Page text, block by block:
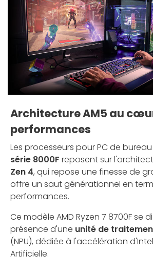
Architecture AM5 au
performances
Les processeurs pour PC de bureau
série 8000F reposent sur
Zen 4, qui repose une finesse de
offre un saut générationnel en
performances.
Ce modèle AMD Ryzen 7 8700F se
présence d'une unité de
(NPU), dédiée à l'accélération
Artificielle.